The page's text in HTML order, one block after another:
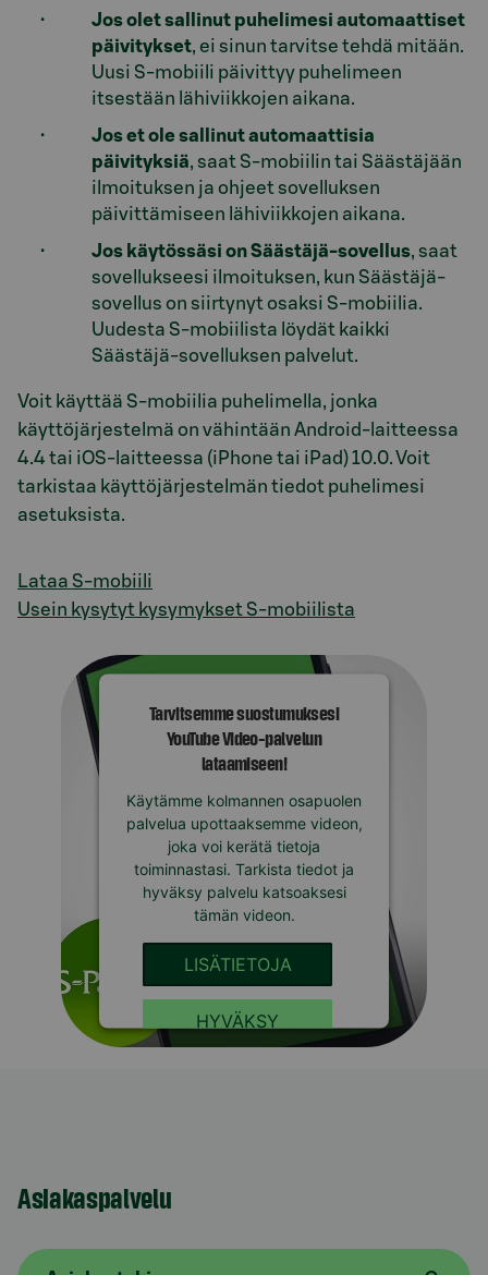
Jos olet sallinut puhelimesi automaattiset
päivitykset, ei sinun tarvitse tehdä mitään.
Uusi S-mobiili päivittyy puhelimeen
itsestään lähiviikkojen aikana.
Jos et ole sallinut automaattisia
päivityksiä, saat S-mobiilin tai Säästäjään
ilmoituksen ja ohjeet sovelluksen
päivittämiseen lähiviikkojen aikana.
Jos käytössäsi on Säästäjä-sovellus, saat
sovellukseesi ilmoituksen, kun Säästäjä-
sovellus on siirtynyt osaksi S-mobiilia.
Uudesta S-mobiilista löydät kaikki
Säästäjä-sovelluksen palvelut.
Voit käyttää S-mobiilia puhelimella, jonka
käyttöjärjestelmä on vähintään Android-laitteessa
4.4 tai iOS-laitteessa (iPhone tai iPad) 10.0. Voit
tarkistaa käyttöjärjestelmän tiedot puhelimesi
asetuksista.
Lataa S-mobiili
Usein kysytyt kysymykset S-mobiilista
Tarvitsemme suostumuksesi
YouTube Video-palvelun
lataamiseen!
Käytämme kolmannen osapuolen
palvelua upottaaksemme videon,
joka voi kerätä tietoja
toiminnastasi. Tarkista tiedot ja
hyväksy palvelu katsoaksesi
tämän videon.
LISÄTIETOJA
HYVÄKSY
Asiakaspalvelu